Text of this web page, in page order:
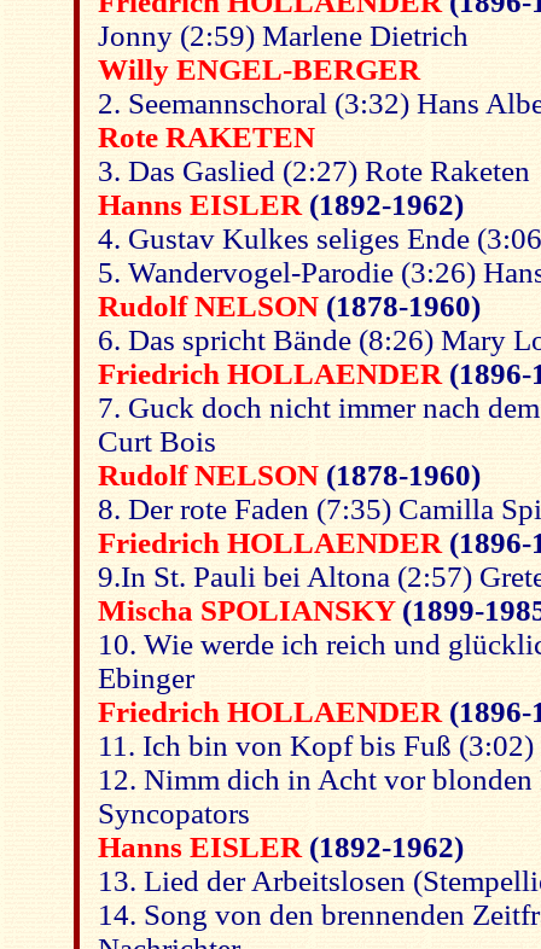
Jonny (2:59) Marlene Dietrich
Willy ENGEL-BERGER
2. Seemannschoral (3:32) Hans
Rote RAKETEN
3. Das Gaslied (2:27) Rote Raketen
Hanns EISLER (1892-1962)
4. Gustav Kulkes seliges Ende
5. Wandervogel-Parodie (3:26)
Rudolf NELSON(1878-1960)
6. Das spricht Bände (8:26) Mary
Friedrich HOLLAENDER (1896-
7. Guck doch nicht immer nach
Curt Bois
Rudolf NELSON(1878-1960)
8. Der rote Faden (7:35) Camilla
Friedrich HOLLAENDER (1896-
9.In St. Pauli bei Altona (2:57)
Mischa SPOLIANSKY(1899-
10. Wie werde ich reich und
Ebinger
Friedrich HOLLAENDER (1896-
11. Ich bin von Kopf bis Fuß
12. Nimm dich in Acht vor blonden
Syncopators
Hanns EISLER (1892-1962)
13. Lied der Arbeitslosen
14. Song von den brennenden